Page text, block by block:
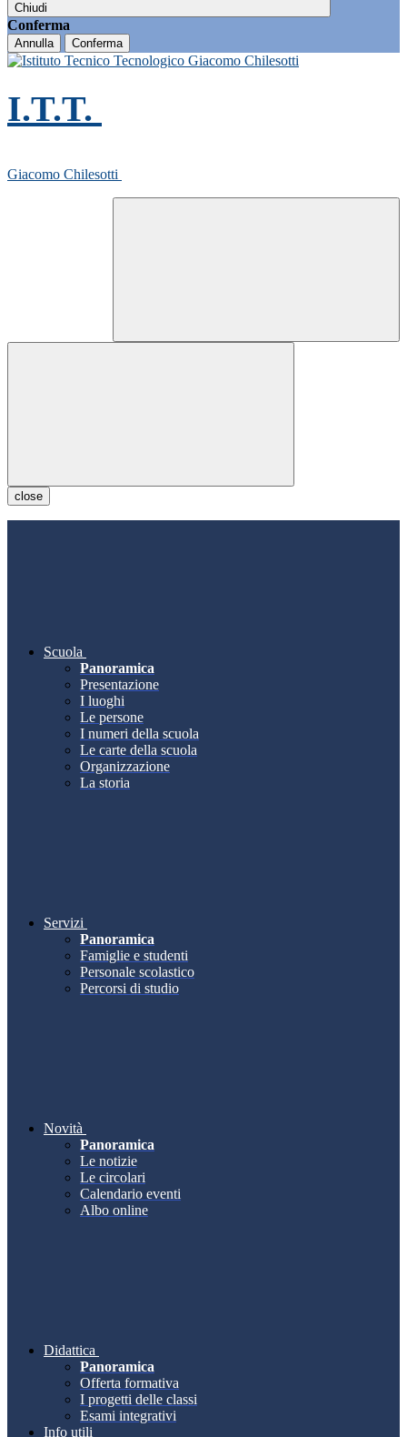
Chiudi
Conferma
Annulla Conferma
I.T.T.
Giacomo Chilesotti
close
Scuola
Panoramica
Presentazione
I luoghi
Le persone
I numeri della scuola
Le carte della scuola
Organizzazione
La storia
Servizi
Panoramica
Famiglie e studenti
Personale scolastico
Percorsi di studio
Novità
Panoramica
Le notizie
Le circolari
Calendario eventi
Albo online
Didattica
Panoramica
Offerta formativa
I progetti delle classi
Esami integrativi
Info utili